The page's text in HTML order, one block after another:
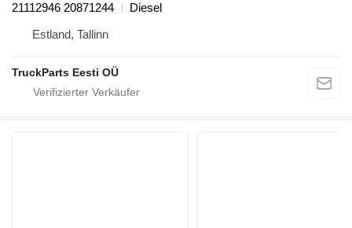
21112946 20871244
Diesel
Estland, Tallinn
TruckParts Eesti OÜ